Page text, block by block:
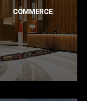
COMMERCE